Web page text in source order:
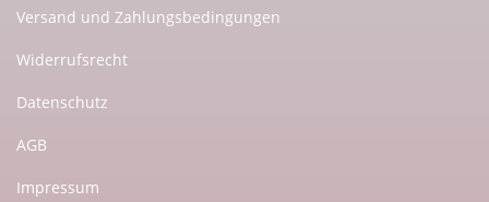
Versand und Zahlungsbedingungen
Widerrufsrecht
Datenschutz
AGB
Impressum